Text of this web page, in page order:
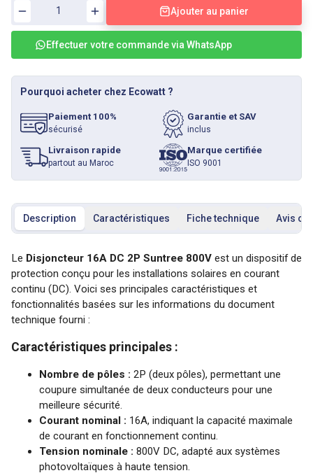
Ajouter au panier
Effectuer votre commande via WhatsApp
Pourquoi acheter chez Ecowatt ?
Paiement 100%
sécurisé
Garantie et SAV
inclus
Livraison rapide
partout au Maroc
Marque certifiée
ISO 9001
Description Caractéristiques Fiche technique Avis